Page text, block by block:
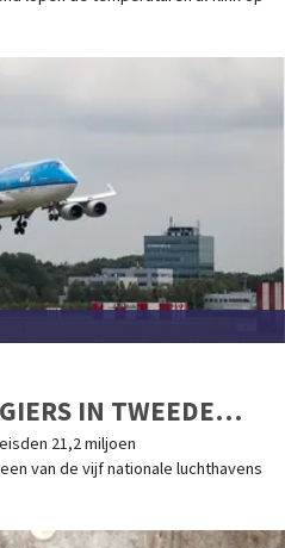
IN TWEEDE
VLUCHTEN
21,2 miljoen
van de vijf nationale luchthavens